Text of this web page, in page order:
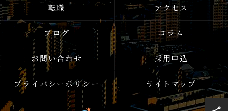
転職 アクセス
ブログ コラム
お問い合わせ 採用申込
プライバシーポリシー サイトマップ